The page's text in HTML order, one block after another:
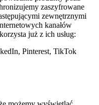
zaszyfrowane
zewnętrznymi
kanałów
już z ich usług:
Pinterest, TikTok